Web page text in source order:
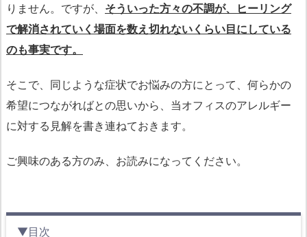
りません。ですが、 そういった方々の不調が、ヒーリング
で解消されていく場面を数え切れないくらい目にしている
のも事実です。
そこで、同じような症状でお悩みの方にとって、何らかの
希望につながればとの思いから、当オフィスのアレルギー
に対する見解を書き連ねておきます。
ご興味のある方のみ、お読みになってください。
▼目次